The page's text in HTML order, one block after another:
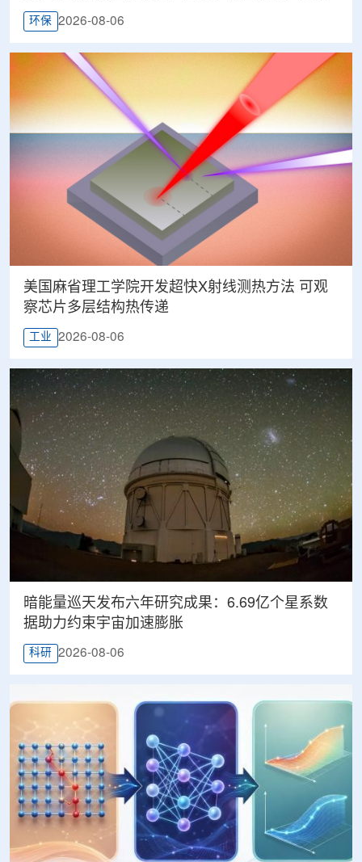
环保 2026-08-06
美国麻省理工学院开发超快X射线测热方法 可观
察芯片多层结构热传递
工业 2026-08-06
暗能量巡天发布六年研究成果：6.69亿个星系数
据助力约束宇宙加速膨胀
科研 2026-08-06